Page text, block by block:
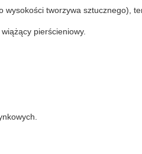
wysokości tworzywa sztucznego),
pierścieniowy.